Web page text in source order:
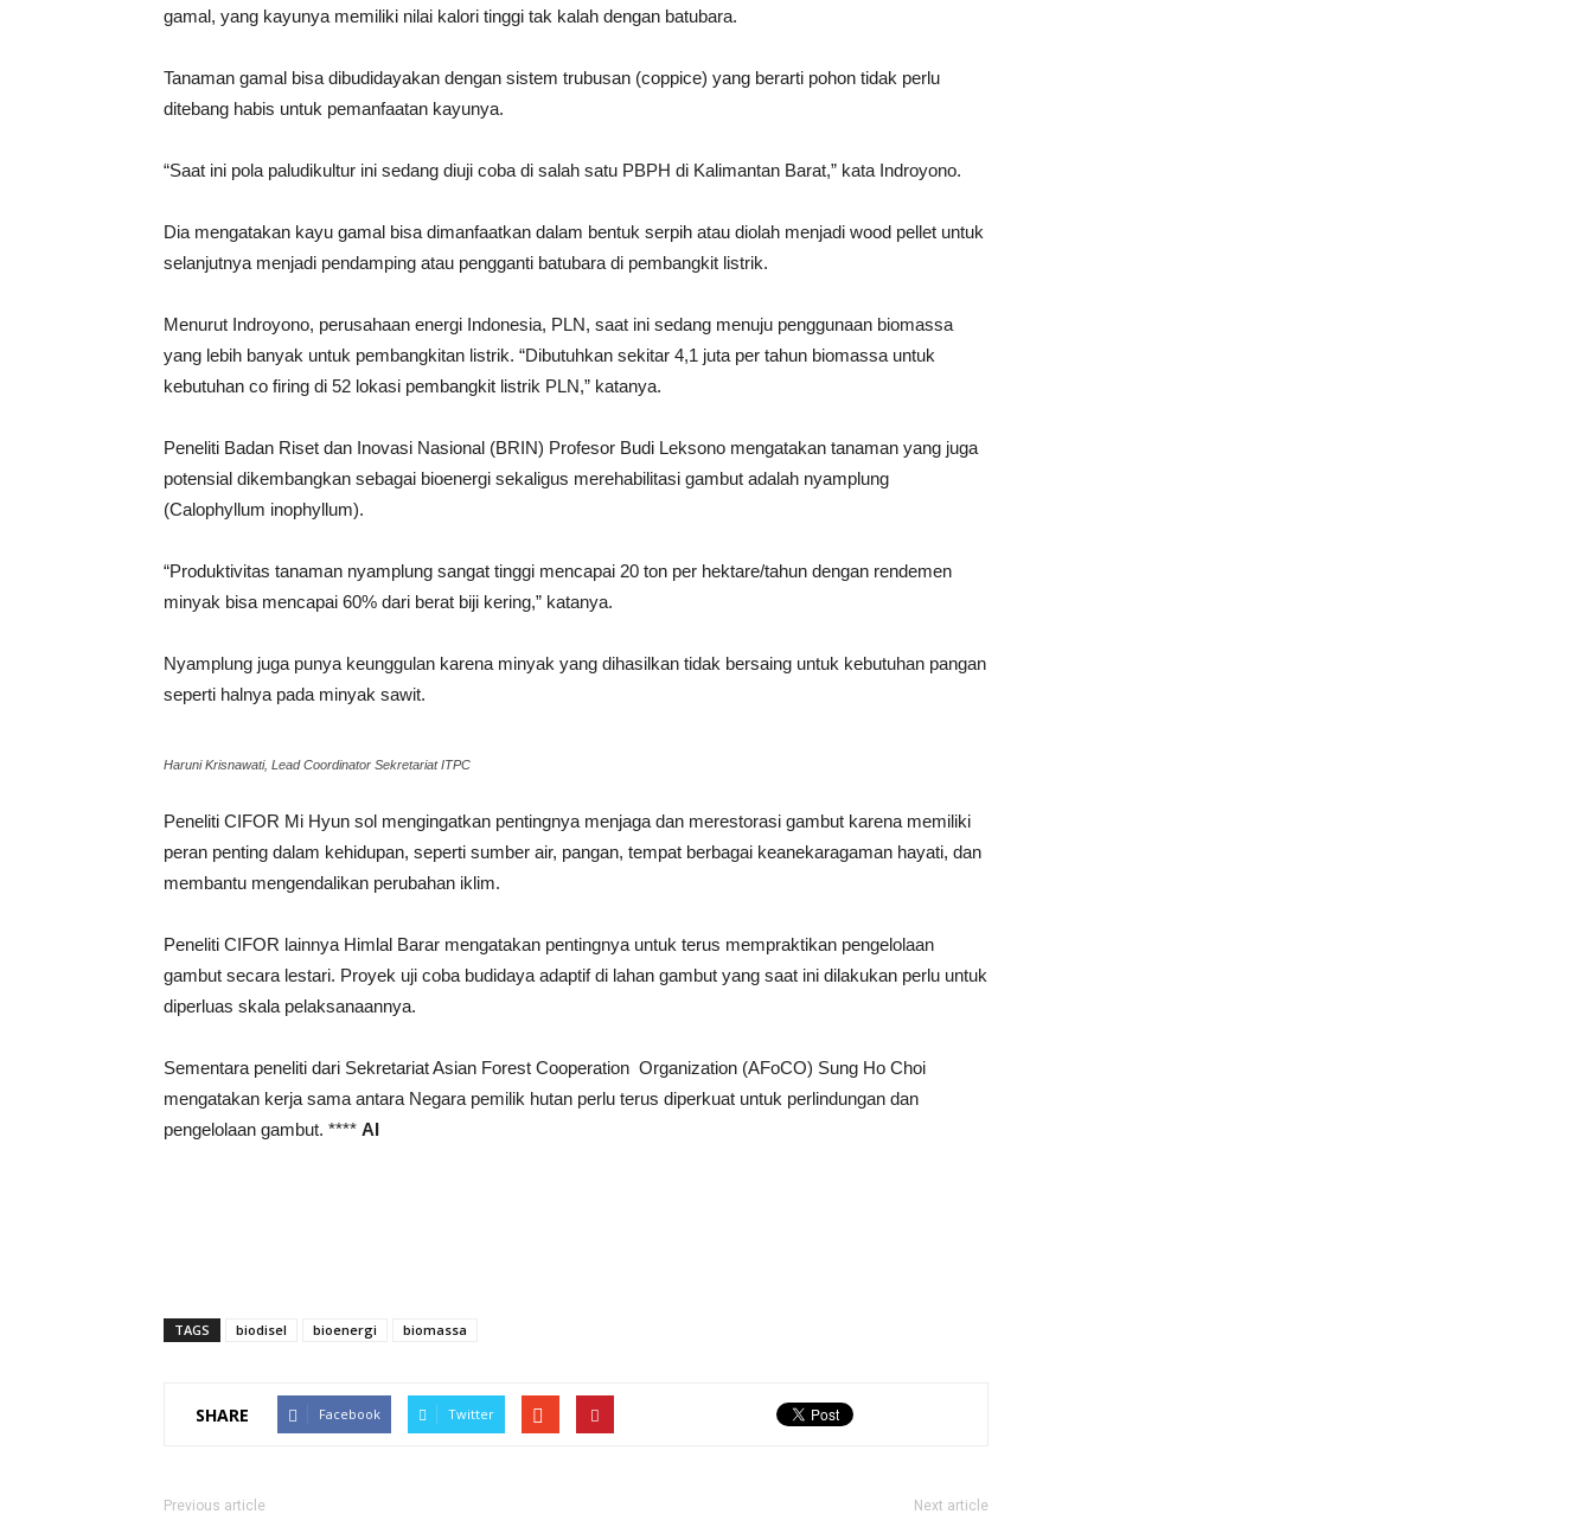
gamal, yang kayunya memiliki nilai kalori tinggi tak kalah dengan batubara.
Tanaman gamal bisa dibudidayakan dengan sistem trubusan (coppice) yang berarti pohon tidak perlu
ditebang habis untuk pemanfaatan kayunya.
“Saat ini pola paludikultur ini sedang diuji coba di salah satu PBPH di Kalimantan Barat,” kata Indroyono.
Dia mengatakan kayu gamal bisa dimanfaatkan dalam bentuk serpih atau diolah menjadi wood pellet untuk
selanjutnya menjadi pendamping atau pengganti batubara di pembangkit listrik.
Menurut Indroyono, perusahaan energi Indonesia, PLN, saat ini sedang menuju penggunaan biomassa
yang lebih banyak untuk pembangkitan listrik. “Dibutuhkan sekitar 4,1 juta per tahun biomassa untuk
kebutuhan co firing di 52 lokasi pembangkit listrik PLN,” katanya.
Peneliti Badan Riset dan Inovasi Nasional (BRIN) Profesor Budi Leksono mengatakan tanaman yang juga
potensial dikembangkan sebagai bioenergi sekaligus merehabilitasi gambut adalah nyamplung
(Calophyllum inophyllum).
“Produktivitas tanaman nyamplung sangat tinggi mencapai 20 ton per hektare/tahun dengan rendemen
minyak bisa mencapai 60% dari berat biji kering,” katanya.
Nyamplung juga punya keunggulan karena minyak yang dihasilkan tidak bersaing untuk kebutuhan pangan
seperti halnya pada minyak sawit.
Haruni Krisnawati, Lead Coordinator Sekretariat ITPC
Peneliti CIFOR Mi Hyun sol mengingatkan pentingnya menjaga dan merestorasi gambut karena memiliki
peran penting dalam kehidupan, seperti sumber air, pangan, tempat berbagai keanekaragaman hayati, dan
membantu mengendalikan perubahan iklim.
Peneliti CIFOR lainnya Himlal Barar mengatakan pentingnya untuk terus mempraktikan pengelolaan
gambut secara lestari. Proyek uji coba budidaya adaptif di lahan gambut yang saat ini dilakukan perlu untuk
diperluas skala pelaksanaannya.
Sementara peneliti dari Sekretariat Asian Forest Cooperation Organization (AFoCO) Sung Ho Choi
mengatakan kerja sama antara Negara pemilik hutan perlu terus diperkuat untuk perlindungan dan
pengelolaan gambut. **** AI
TAGS biodisel bioenergi biomassa
SHARE Facebook Twitter
Previous article Next article